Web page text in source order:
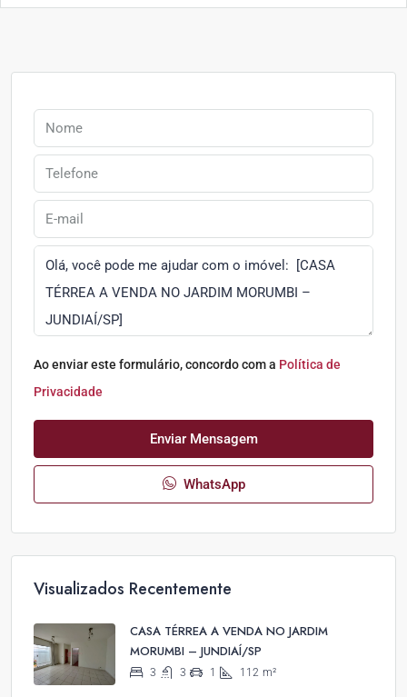
Ao enviar este formulário, concordo com a Política de
Privacidade
Enviar Mensagem
WhatsApp
Visualizados Recentemente
CASA TÉRREA A VENDA NO JARDIM
MORUMBI – JUNDIAÍ/SP
3 3 1 112 m²